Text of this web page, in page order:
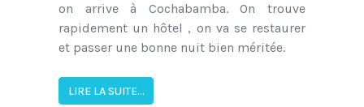
on arrive à Cochabamba. On trouve
rapidement un hôtel , on va se restaurer
et passer une bonne nuit bien méritée.
LIRE LA SUITE...